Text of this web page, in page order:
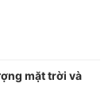
mặt trời và